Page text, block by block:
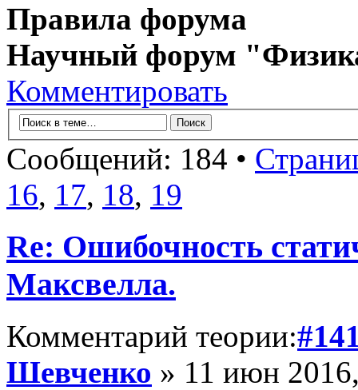
Правила форума
Научный форум
Комментировать
Сообщений: 184 •
16, 17, 18, 19
Re: Ошибочность
Максвелла.
Комментарий теории:
Шевченко » 11 июн